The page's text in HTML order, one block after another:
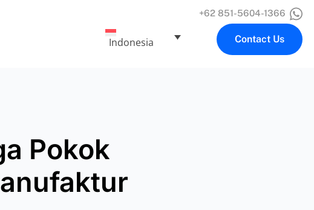
Indonesia
+62 851-5604-1366
Contact Us
Pokok